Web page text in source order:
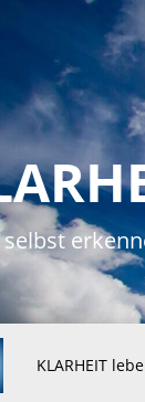
KLARHEIT